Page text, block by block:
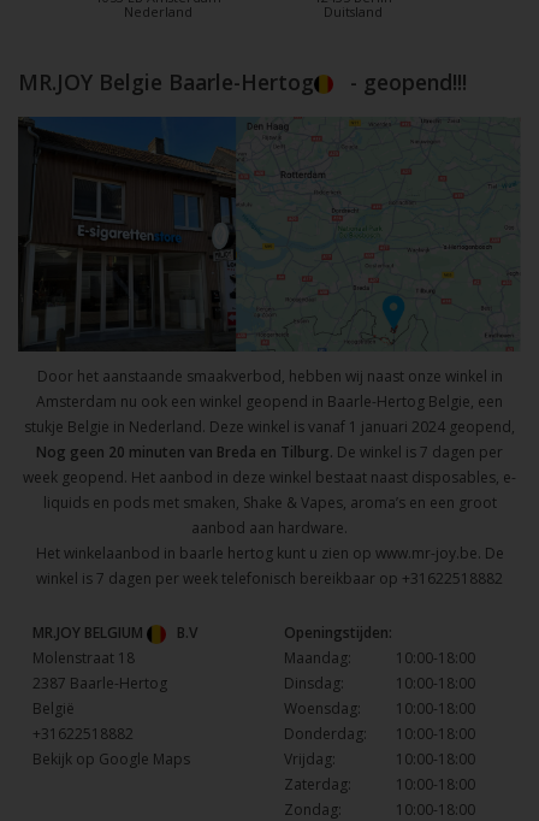
Nederland
Duitsland
MR.JOY Belgie Baarle-Hertog - geopend!!!
Door het aanstaande smaakverbod, hebben wij naast onze winkel in
Amsterdam nu ook een winkel geopend in Baarle-Hertog Belgie, een
stukje Belgie in Nederland. Deze winkel is vanaf 1 januari 2024 geopend,
Nog geen 20 minuten van Breda en Tilburg. De winkel is 7 dagen per
week geopend. Het aanbod in deze winkel bestaat naast disposables, e-
liquids en pods met smaken, Shake & Vapes, aroma’s en een groot
aanbod aan hardware.
Het winkelaanbod in baarle hertog kunt u zien op www.mr-joy.be. De
winkel is 7 dagen per week telefonisch bereikbaar op +31622518882
MR.JOY BELGIUM
B.V
Molenstraat 18
2387 Baarle-Hertog
België
+31622518882
Bekijk op Google Maps
Openingstijden:
Maandag:
10:00-18:00
Dinsdag:
10:00-18:00
Woensdag:
10:00-18:00
Donderdag:
10:00-18:00
Vrijdag:
10:00-18:00
Zaterdag:
10:00-18:00
Zondag:
10:00-18:00